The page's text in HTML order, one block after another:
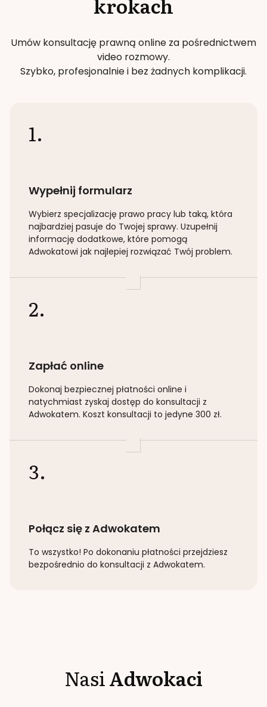
Umów konsultację prawną online za pośrednictwem
video rozmowy.
Szybko, profesjonalnie i bez żadnych komplikacji.
1.
Wypełnij formularz
Wybierz specjalizację prawo pracy lub taką, która
najbardziej pasuje do Twojej sprawy. Uzupełnij
informację dodatkowe, które pomogą
Adwokatowi jak najlepiej rozwiązać Twój problem.
2.
Zapłać online
Dokonaj bezpiecznej płatności online i
natychmiast zyskaj dostęp do konsultacji z
Adwokatem. Koszt konsultacji to jedyne 300 zł.
3.
Połącz się z Adwokatem
To wszystko! Po dokonaniu płatności przejdziesz
bezpośrednio do konsultacji z Adwokatem.
NasiAdwokaci